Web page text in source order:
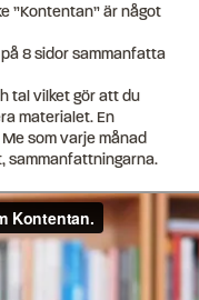
”Kontentan” är något
8 sidor sammanfatta
tal vilket gör att du
materialet. En
som varje månad
sammanfattningarna.